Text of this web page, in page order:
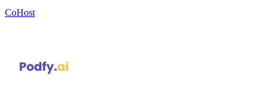
CoHost